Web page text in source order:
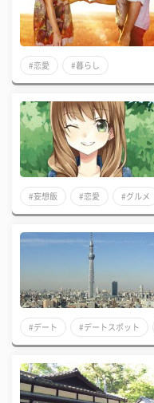
#恋愛 #暮らし
#妄想飯 #恋愛 #グルメ
#デート #デートスポット